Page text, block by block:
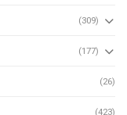
(309)
(177)
(26)
(423)